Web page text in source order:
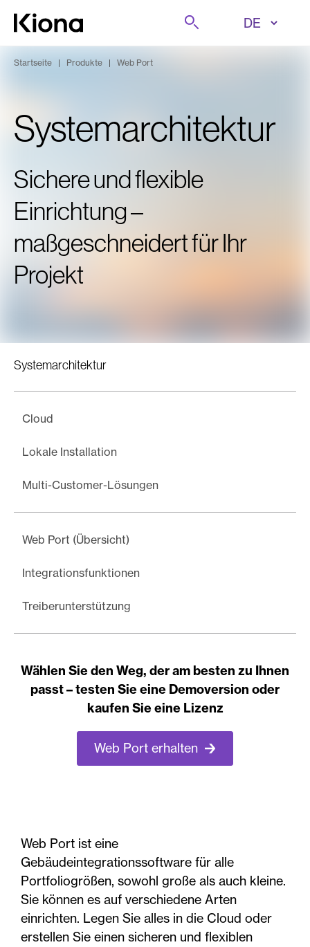
Zum Inhalt wechseln
Zur Homepage wechseln
Suche
Startseite | Produkte | Web Port
Systemarchitektur
Sichere und flexible
Einrichtung –
maßgeschneidert für Ihr
Projekt
Systemarchitektur
Cloud
Lokale Installation
Multi-Customer-Lösungen
Web Port (Übersicht)
Integrationsfunktionen
Treiberunterstützung
Wählen Sie den Weg, der am besten zu Ihnen
passt – testen Sie eine Demoversion oder
kaufen Sie eine Lizenz
Web Port erhalten
Web Port ist eine
Gebäudeintegrationssoftware für alle
Portfoliogrößen, sowohl große als auch kleine.
Sie können es auf verschiedene Arten
einrichten. Legen Sie alles in die Cloud oder
erstellen Sie einen sicheren und flexiblen